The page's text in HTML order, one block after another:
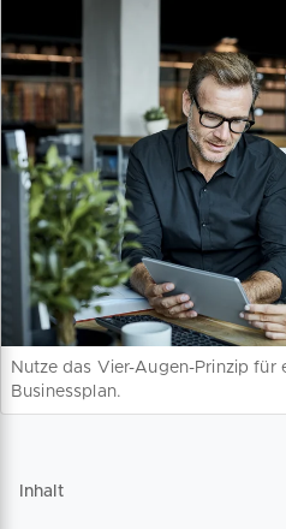
Nutze das Vier-Augen-Prinzip für
Businessplan.
Inhalt